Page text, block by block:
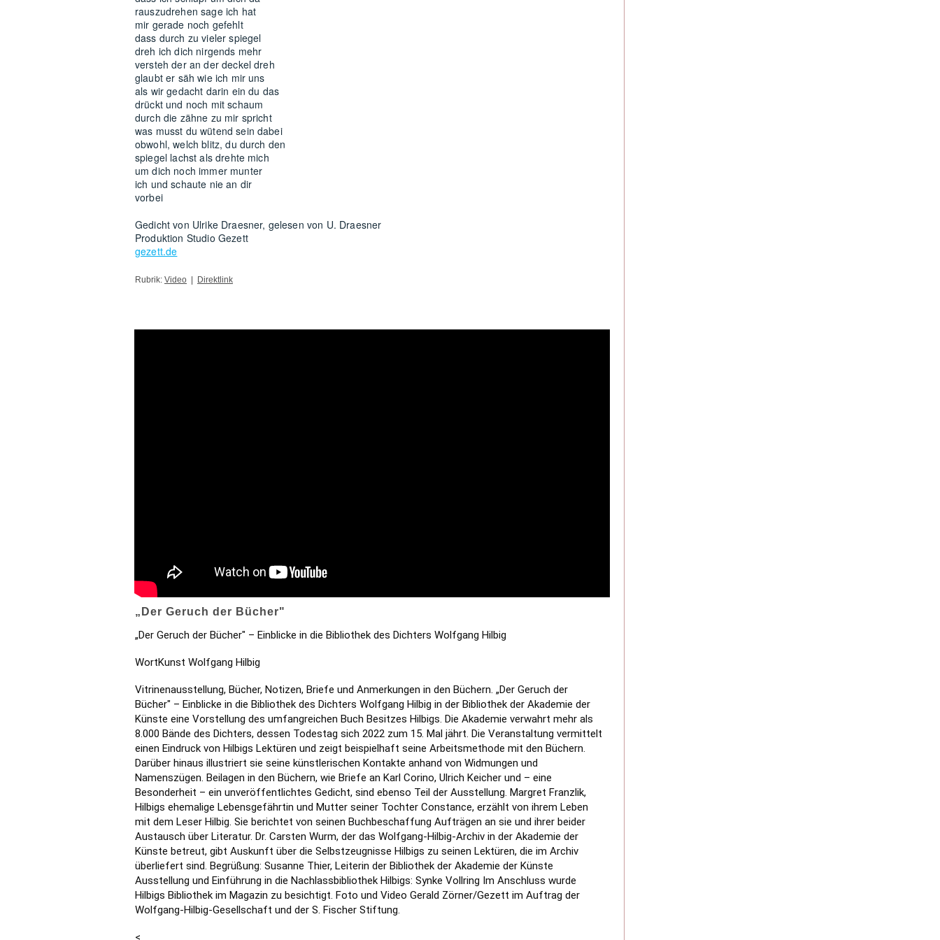
rauszudrehen sage ich hat
mir gerade noch gefehlt
dass durch zu vieler spiegel
dreh ich dich nirgends mehr
versteh der an der deckel dreh
glaubt er säh wie ich mir uns
als wir gedacht darin ein du das
drückt und noch mit schaum
durch die zähne zu mir spricht
was musst du wütend sein dabei
obwohl, welch blitz, du durch den
spiegel lachst als drehte mich
um dich noch immer munter
ich und schaute nie an dir
vorbei
Gedicht von Ulrike Draesner, gelesen von U. Draesner
Produktion Studio Gezett
gezett.de
Rubrik: Video Direktlink
„Der Geruch der Bücher"
„Der Geruch der Bücher" – Einblicke in die Bibliothek des Dichters Wolfgang Hilbig
WortKunst Wolfgang Hilbig
Vitrinenausstellung, Bücher, Notizen, Briefe und Anmerkungen in den Büchern. „Der Geruch der
Bücher" – Einblicke in die Bibliothek des Dichters Wolfgang Hilbig in der Bibliothek der Akademie der
Künste eine Vorstellung des umfangreichen Buch Besitzes Hilbigs. Die Akademie verwahrt mehr als
8.000 Bände des Dichters, dessen Todestag sich 2022 zum 15. Mal jährt. Die Veranstaltung vermittelt
einen Eindruck von Hilbigs Lektüren und zeigt beispielhaft seine Arbeitsmethode mit den Büchern.
Darüber hinaus illustriert sie seine künstlerischen Kontakte anhand von Widmungen und
Namenszügen. Beilagen in den Büchern, wie Briefe an Karl Corino, Ulrich Keicher und – eine
Besonderheit – ein unveröffentlichtes Gedicht, sind ebenso Teil der Ausstellung. Margret Franzlik,
Hilbigs ehemalige Lebensgefährtin und Mutter seiner Tochter Constance, erzählt von ihrem Leben
mit dem Leser Hilbig. Sie berichtet von seinen Buchbeschaffung Aufträgen an sie und ihrer beider
Austausch über Literatur. Dr. Carsten Wurm, der das Wolfgang-Hilbig-Archiv in der Akademie der
Künste betreut, gibt Auskunft über die Selbstzeugnisse Hilbigs zu seinen Lektüren, die im Archiv
überliefert sind. Begrüßung: Susanne Thier, Leiterin der Bibliothek der Akademie der Künste
Ausstellung und Einführung in die Nachlassbibliothek Hilbigs: Synke Vollring Im Anschluss wurde
Hilbigs Bibliothek im Magazin zu besichtigt. Foto und Video Gerald Zörner/Gezett im Auftrag der
Wolfgang-Hilbig-Gesellschaft und der S. Fischer Stiftung.
<